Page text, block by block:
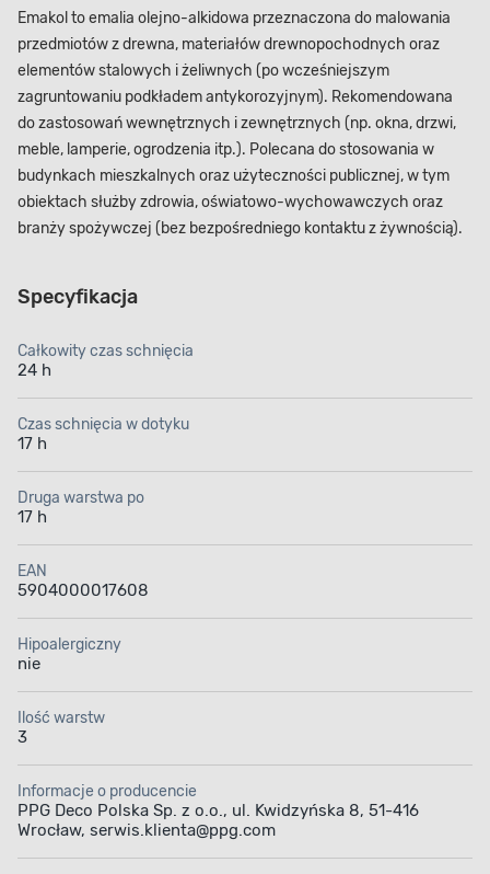
Emakol to emalia olejno-alkidowa przeznaczona do malowania
przedmiotów z drewna, materiałów drewnopochodnych oraz
elementów stalowych i żeliwnych (po wcześniejszym
zagruntowaniu podkładem antykorozyjnym). Rekomendowana
do zastosowań wewnętrznych i zewnętrznych (np. okna, drzwi,
meble, lamperie, ogrodzenia itp.). Polecana do stosowania w
budynkach mieszkalnych oraz użyteczności publicznej, w tym
obiektach służby zdrowia, oświatowo-wychowawczych oraz
branży spożywczej (bez bezpośredniego kontaktu z żywnością).
Specyfikacja
Całkowity czas schnięcia
24 h
Czas schnięcia w dotyku
17 h
Druga warstwa po
17 h
EAN
5904000017608
Hipoalergiczny
nie
Ilość warstw
3
Informacje o producencie
PPG Deco Polska Sp. z o.o., ul. Kwidzyńska 8, 51-416
Wrocław, serwis.klienta@ppg.com